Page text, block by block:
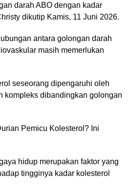
darah ABO dengan kadar
dikutip Kamis, 11 Juni 2026.
antara golongan darah
masih memerlukan
seseorang dipengaruhi oleh
kompleks dibandingkan golongan
Pemicu Kolesterol? Ini
hidup merupakan faktor yang
tingginya kadar kolesterol